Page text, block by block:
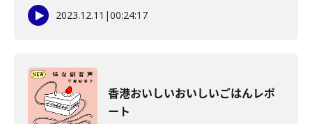
2023.12.11 |00:24:17
香港おいしいおいしいごはんレポ
ート